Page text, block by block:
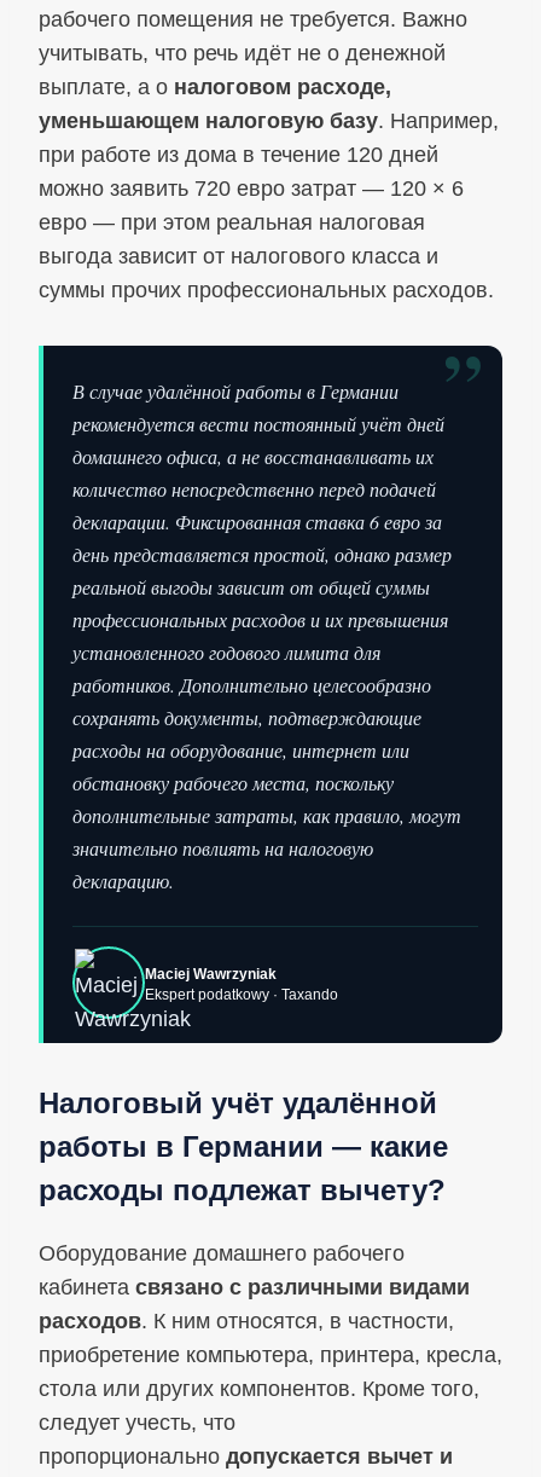
рабочего помещения не требуется. Важно
учитывать, что речь идёт не о денежной
выплате, а о налоговом расходе,
уменьшающем налоговую базу. Например,
при работе из дома в течение 120 дней
можно заявить 720 евро затрат — 120 × 6
евро — при этом реальная налоговая
выгода зависит от налогового класса и
суммы прочих профессиональных расходов.
”
В случае удалённой работы в Германии
рекомендуется вести постоянный учёт дней
домашнего офиса, а не восстанавливать их
количество непосредственно перед подачей
декларации. Фиксированная ставка 6 евро за
день представляется простой, однако размер
реальной выгоды зависит от общей суммы
профессиональных расходов и их превышения
установленного годового лимита для
работников. Дополнительно целесообразно
сохранять документы, подтверждающие
расходы на оборудование, интернет или
обстановку рабочего места, поскольку
дополнительные затраты, как правило, могут
значительно повлиять на налоговую
декларацию.
Maciej Wawrzyniak
Ekspert podatkowy · Taxando
Налоговый учёт удалённой
работы в Германии — какие
расходы подлежат вычету?
Оборудование домашнего рабочего
кабинета связано с различными видами
расходов. К ним относятся, в частности,
приобретение компьютера, принтера, кресла,
стола или других компонентов. Кроме того,
следует учесть, что
пропорционально допускается вычет и